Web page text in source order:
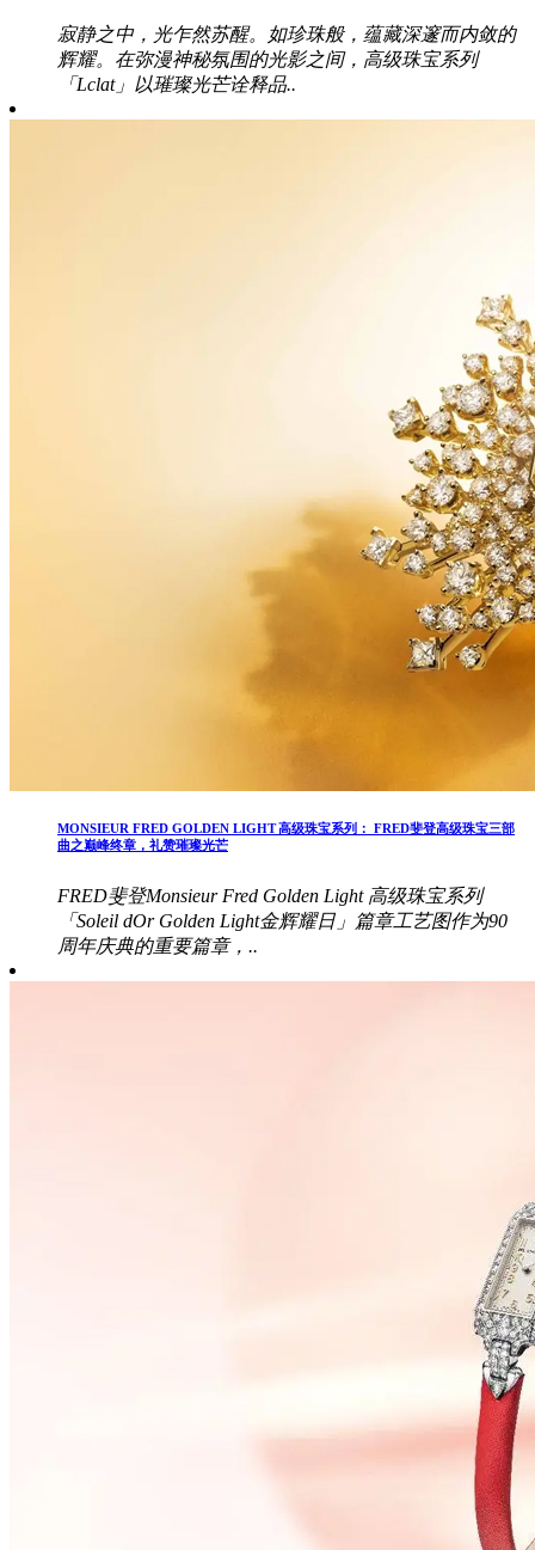
寂静之中，光乍然苏醒。如珍珠般，蕴藏深邃而内敛的
辉耀。在弥漫神秘氛围的光影之间，高级珠宝系列
「Lclat」以璀璨光芒诠释品..
MONSIEUR FRED GOLDEN LIGHT 高级珠宝系列： FRED斐登高级珠宝三部
曲之巅峰终章，礼赞璀璨光芒
FRED斐登Monsieur Fred Golden Light 高级珠宝系列
「Soleil dOr Golden Light金辉耀日」篇章工艺图作为90
周年庆典的重要篇章，..